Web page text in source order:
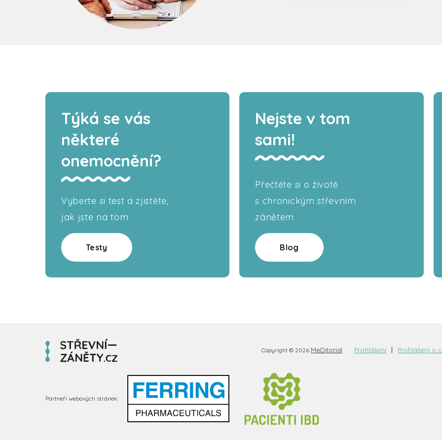
Týká se vás
některé
onemocnění?
Vyberte si test a zjistěte,
jak jste na tom
Testy
Nejste v tom
sami!
Přečtěte si o životě
s chronickým střevním
zánětem
Blog
Copyright © 2026 MeDitorial Prohlášení Prohlášení o
Partneři webových stránek: